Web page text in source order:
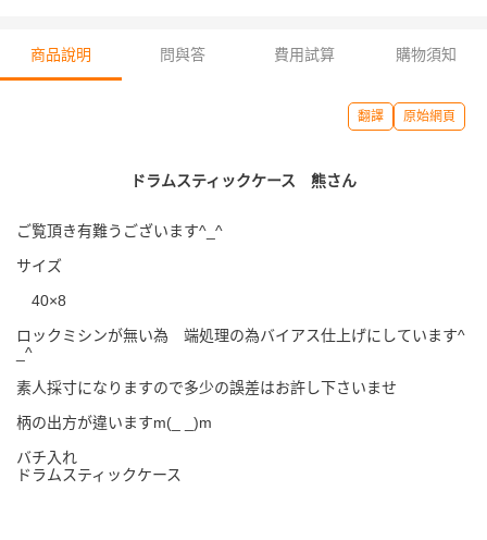
商品說明 問與答 費用試算 購物須知
翻譯 原始網頁
ドラムスティックケース 熊さん
ご覧頂き有難うございます^_^
サイズ
40×8
ロックミシンが無い為 端処理の為バイアス仕上げにしています^
_^
素人採寸になりますので多少の誤差はお許し下さいませ
柄の出方が違いますm(_ _)m
バチ入れ
ドラムスティックケース